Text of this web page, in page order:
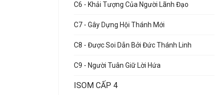
C6 - Khải Tượng Của Người Lãnh Đạo
C7 - Gây Dựng Hội Thánh Mới
C8 - Được Soi Dẫn Bởi Đức Thánh Linh
C9 - Người Tuân Giữ Lời Hứa
ISOM CẤP 4